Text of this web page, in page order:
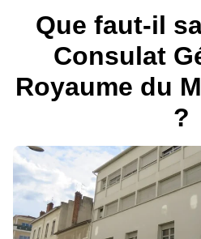
Que faut-il
Consulat
Royaume du
?